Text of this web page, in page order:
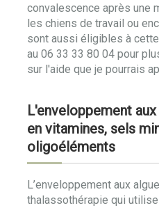
convalescence après une
les chiens de travail ou
sont aussi éligibles à
au 06 33 33 80 04 pour
sur l'aide que je pourrais
L'enveloppement
en vitamines, sels
oligoéléments
L’enveloppement aux
thalassothérapie qui